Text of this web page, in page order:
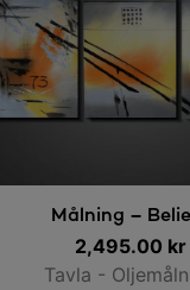
Lägg till i
Målning –
2,495.00 kr
Tavla -